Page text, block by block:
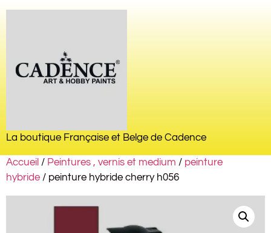
La boutique Française et Belge de Cadence
Accueil / Peintures , vernis et medium / peinture
hybride / peinture hybride cherry h056